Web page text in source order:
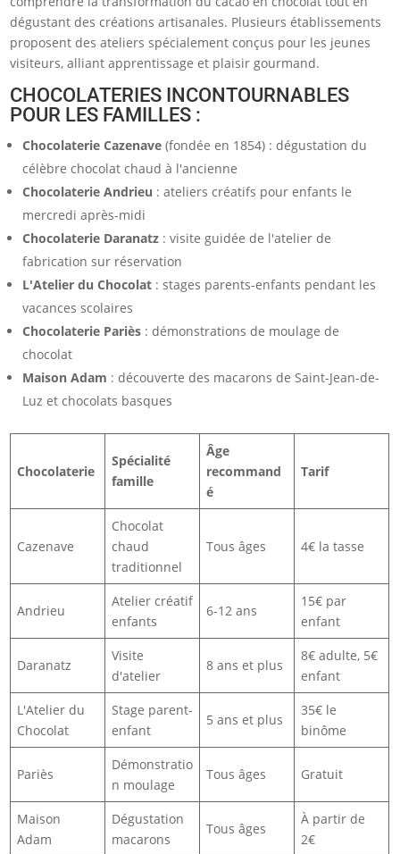
dégustant des créations artisanales. Plusieurs établissements
proposent des ateliers spécialement conçus pour les jeunes
visiteurs, alliant apprentissage et plaisir gourmand.
CHOCOLATERIES INCONTOURNABLES
POUR LES FAMILLES :
Chocolaterie Cazenave (fondée en 1854) : dégustation du
célèbre chocolat chaud à l'ancienne
Chocolaterie Andrieu : ateliers créatifs pour enfants le
mercredi après-midi
Chocolaterie Daranatz : visite guidée de l'atelier de
fabrication sur réservation
L'Atelier du Chocolat : stages parents-enfants pendant les
vacances scolaires
Chocolaterie Pariès : démonstrations de moulage de
chocolat
Maison Adam : découverte des macarons de Saint-Jean-de-
Luz et chocolats basques
Chocolaterie
Spécialité
famille
Âge
recommand
é
Tarif
Cazenave
Chocolat
chaud
traditionnel
Tous âges 4€ la tasse
Andrieu
Atelier créatif
enfants
6-12 ans
15€ par
enfant
Daranatz
Visite
d'atelier
8 ans et plus
8€ adulte, 5€
enfant
L'Atelier du
Chocolat
Stage parent-
enfant
5 ans et plus
35€ le
binôme
Pariès
Démonstratio
n moulage
Tous âges Gratuit
Maison
Adam
Dégustation
macarons
Tous âges
À partir de
2€